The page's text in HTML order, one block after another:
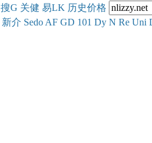
搜G 关健 易LK 历史价格
新介 Sedo AF GD 101 Dy N Re Uni